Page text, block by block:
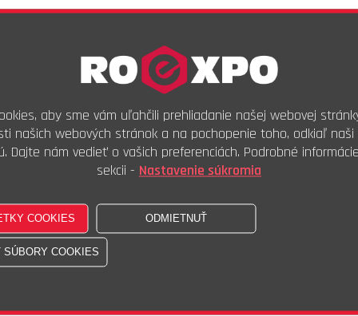
Objednávkový kód:
0,39€s DPH
0,32€bez DPH
100ks
Kúpiť
Skladom - 1016 100ks
aby sme vám uľahčili prehliadanie našej webovej
našich webových stránok a na pochopenie toho, odkiaľ naši
Dajte nám vedieť o vašich preferenciách. Podrobné
sekcii - Nastavenie súkromia